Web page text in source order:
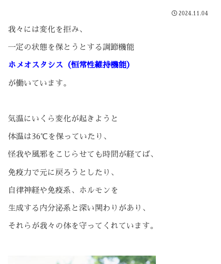
2024.11.04
我々には変化を拒み、
一定の状態を保とうとする調節機能
ホメオスタシス（恒常性維持機能）
が働いています。
気温にいくら変化が起きようと
体温は36℃を保っていたり、
怪我や風邪をこじらせても時間が経てば、
免疫力で元に戻ろうとしたり、
自律神経や免疫系、ホルモンを
生成する内分泌系と深い関わりがあり、
それらが我々の体を守ってくれています。